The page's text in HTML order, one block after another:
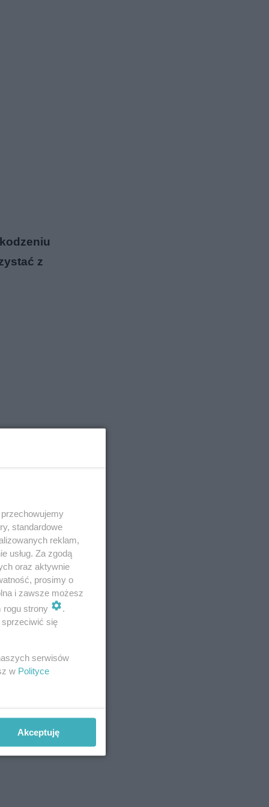
z
standardowe
reklam,
usług. Za zgodą
oraz aktywnie
prosimy o
i zawsze możesz
rogu strony
.
się
serwisów
w Polityce
Akceptuję